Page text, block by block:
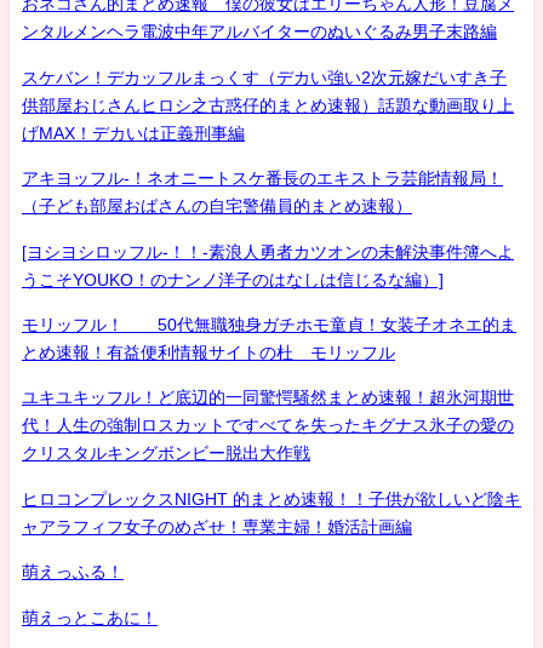
おネコさん的まとめ速報 僕の彼女はエリーちゃん人形！豆腐メ
ンタルメンヘラ電波中年アルバイターのぬいぐるみ男子末路編
スケバン！デカッフルまっくす（デカい強い2次元嫁だいすき子
供部屋おじさんヒロシ之古惑仔的まとめ速報）話題な動画取り上
げMAX！デカいは正義刑事編
アキヨッフル-！ネオニートスケ番長のエキストラ芸能情報局！
（子ども部屋おばさんの自宅警備員的まとめ速報）
[ヨシヨシロッフル-！！-素浪人勇者カツオンの未解決事件簿へよ
うこそYOUKO！のナンノ洋子のはなしは信じるな編）]
モリッフル！ 50代無職独身ガチホモ童貞！女装子オネエ的ま
とめ速報！有益便利情報サイトの杜 モリッフル
ユキユキッフル！ど底辺的一同驚愕騒然まとめ速報！超氷河期世
代！人生の強制ロスカットですべてを失ったキグナス氷子の愛の
クリスタルキングボンビー脱出大作戦
ヒロコンプレックスNIGHT 的まとめ速報！！子供が欲しいど陰キ
ャアラフィフ女子のめざせ！専業主婦！婚活計画編
萌えっふる！
萌えっとこあに！